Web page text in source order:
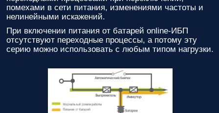
помехами в сети питания, изменениями частоты и
нелинейными искажений.
При включении питания от батарей online-ИБП
отсутствуют переходные процессы, а потому эту
серию можно использовать с любым типом нагрузки.